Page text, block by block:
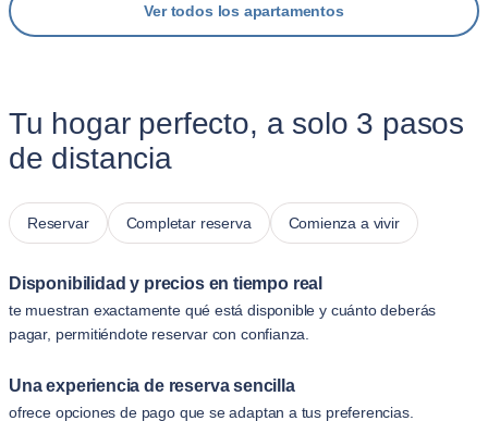
Ver todos los apartamentos
Tu hogar perfecto, a solo 3 pasos
de distancia
Reservar Completar reserva Comienza a vivir
Disponibilidad y precios en tiempo real
te muestran exactamente qué está disponible y cuánto deberás
pagar, permitiéndote reservar con confianza.
Una experiencia de reserva sencilla
ofrece opciones de pago que se adaptan a tus preferencias.